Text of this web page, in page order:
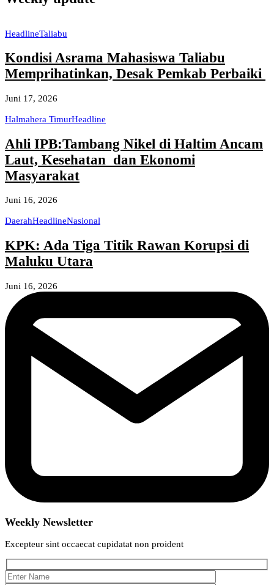
HeadlineTaliabu
Kondisi Asrama Mahasiswa Taliabu
Memprihatinkan, Desak Pemkab Perbaiki
Juni 17, 2026
Halmahera TimurHeadline
Ahli IPB:Tambang Nikel di Haltim Ancam
Laut, Kesehatan dan Ekonomi
Masyarakat
Juni 16, 2026
DaerahHeadlineNasional
KPK: Ada Tiga Titik Rawan Korupsi di
Maluku Utara
Juni 16, 2026
Weekly Newsletter
Excepteur sint occaecat cupidatat non proident